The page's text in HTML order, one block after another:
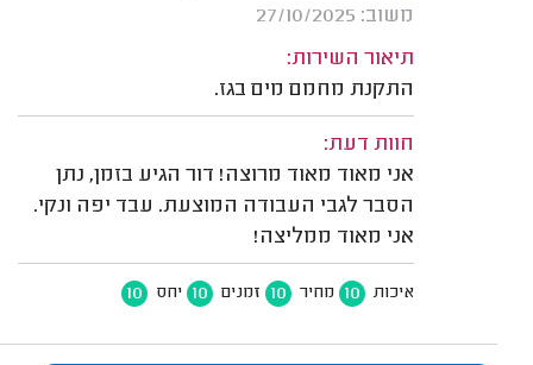
משוב: 27/10/2025
תיאור השירות:
התקנת מחמם מים בגז.
חוות דעת:
אני מאוד מאוד מרוצה! דור הגיע בזמן, נתן
הסבר לגבי העבודה המוצעת. עבד יפה ונקי.
אני מאוד ממליצה!
איכות 10 מחיר 10 זמנים 10 יחס 10